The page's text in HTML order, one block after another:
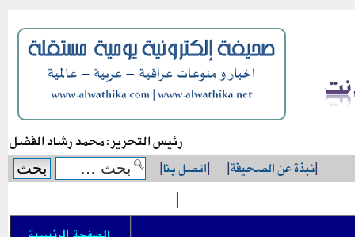
رئيس التحرير: محمد رشاد الفضل
|نبذة عن الصحيفة|
|اتصل بنا|
|